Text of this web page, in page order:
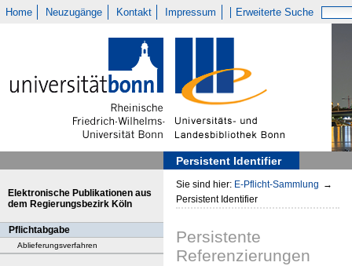
Home Neuzugänge Kontakt Impressum Erweiterte Suche
Persistent Identifier
Elektronische Publikationen aus
dem Regierungsbezirk Köln
Pflichtabgabe
Ablieferungsverfahren
Sie sind hier: E-Pflicht-Sammlung →
Persistent Identifier
Persistente
Referenzierungen